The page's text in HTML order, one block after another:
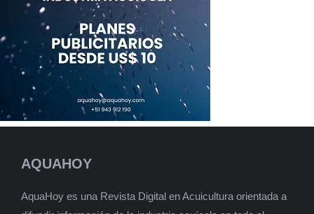
AQUAHOY
AquaHoy es una Revista Digital en Acuicultura orientada a